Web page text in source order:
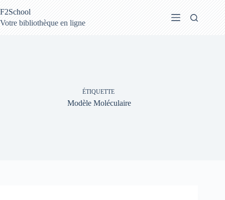
au
contenu
F2School
Votre bibliothèque en ligne
ÉTIQUETTE
Modèle Moléculaire